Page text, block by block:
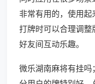
非常有用的，使用
打牌时可以合理调
好友间互动乐趣。
微乐湖南麻将有挂